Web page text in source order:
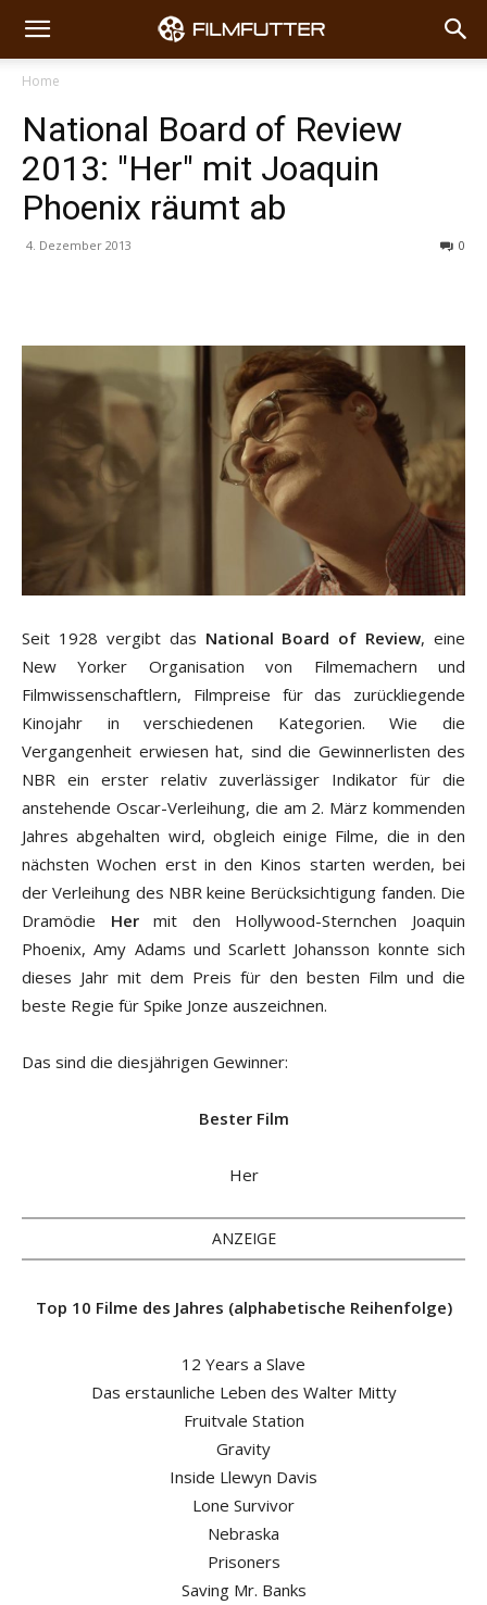
Home
National Board of Review
2013: "Her" mit Joaquin
Phoenix räumt ab
4. Dezember 2013 0
Seit 1928 vergibt das National Board of Review, eine
New Yorker Organisation von Filmemachern und
Filmwissenschaftlern, Filmpreise für das zurückliegende
Kinojahr in verschiedenen Kategorien. Wie die
Vergangenheit erwiesen hat, sind die Gewinnerlisten des
NBR ein erster relativ zuverlässiger Indikator für die
anstehende Oscar-Verleihung, die am 2. März kommenden
Jahres abgehalten wird, obgleich einige Filme, die in den
nächsten Wochen erst in den Kinos starten werden, bei
der Verleihung des NBR keine Berücksichtigung fanden. Die
Dramödie Hermit den Hollywood-Sternchen Joaquin
Phoenix, Amy Adams und Scarlett Johansson konnte sich
dieses Jahr mit dem Preis für den besten Film und die
beste Regie für Spike Jonze auszeichnen.
Das sind die diesjährigen Gewinner:
Bester Film
Her
ANZEIGE
Top 10 Filme des Jahres (alphabetische Reihenfolge)
12 Years a Slave
Das erstaunliche Leben des Walter Mitty
Fruitvale Station
Gravity
Inside Llewyn Davis
Lone Survivor
Nebraska
Prisoners
Saving Mr. Banks